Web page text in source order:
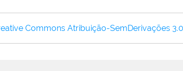
Commons Atribuição-SemDerivações